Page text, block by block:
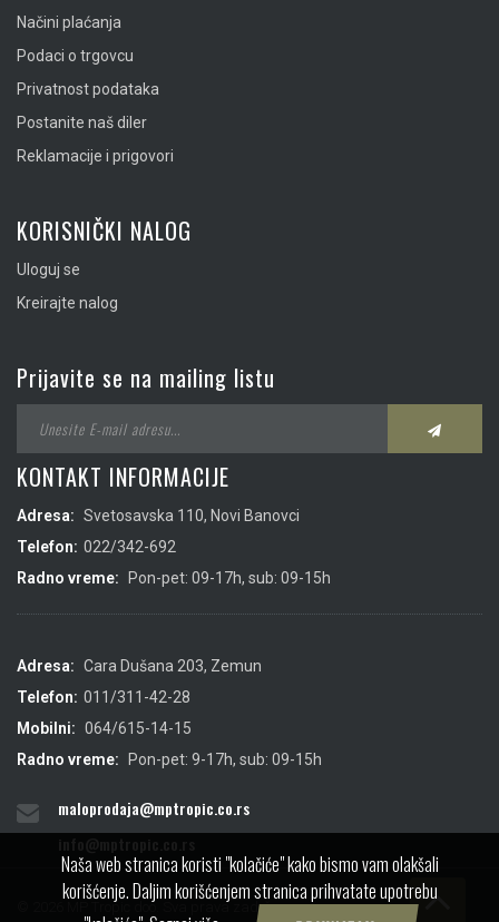
Načini plaćanja
Podaci o trgovcu
Privatnost podataka
Postanite naš diler
Reklamacije i prigovori
KORISNIČKI NALOG
Uloguj se
Kreirajte nalog
Prijavite se na mailing listu
KONTAKT INFORMACIJE
Adresa: Svetosavska 110, Novi Banovci
Telefon: 022/342-692
Radno vreme:
Pon-pet: 09-17h, sub: 09-15h
Adresa: Cara Dušana 203, Zemun
Telefon: 011/311-42-28
Mobilni: 064/615-14-15
Radno vreme:
Pon-pet: 9-17h, sub: 09-15h
maloprodaja@mptropic.co.rs
© 2026 MP Tropic doo. Sva prava zadržana.
Naša web stranica koristi "kolačiće" kako bismo vam olakšali
korišćenje. Daljim korišćenjem stranica prihvatate upotrebu